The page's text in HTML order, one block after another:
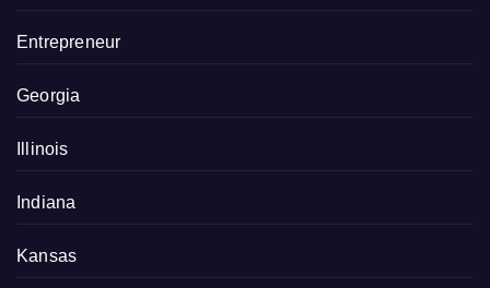
Entrepreneur
Georgia
Illinois
Indiana
Kansas